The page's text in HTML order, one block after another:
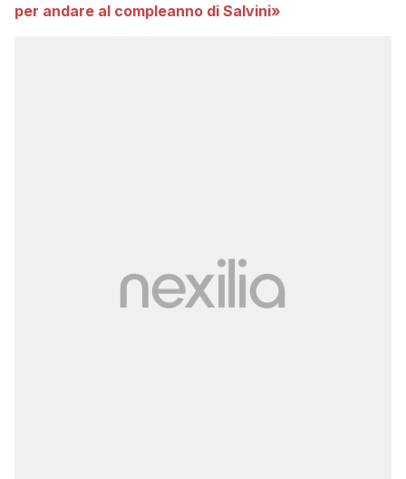
per andare al compleanno di Salvini»